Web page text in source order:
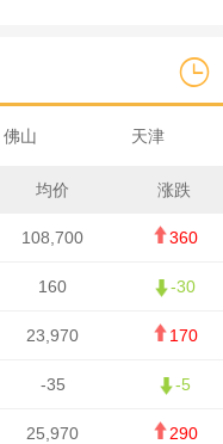
佛山 天津
均价 涨跌
108,700 360
160 -30
23,970 170
-35 -5
25,970 290